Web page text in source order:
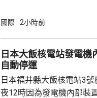
長鈴木史朗發表和平宣言
述仍然含糊，只提及現狀
本將繼續堅持相關原則。
爆紀念儀式的發言，同樣
國際 2小時前
日本大飯核電站發電
自動停運
日本福井縣大飯核電站3
夜12時因為發電機內部裝